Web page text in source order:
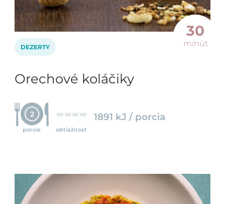
30
minút
DEZERTY
Orechové koláčiky
2
porcie obtiažnosť
1891 kJ / porcia